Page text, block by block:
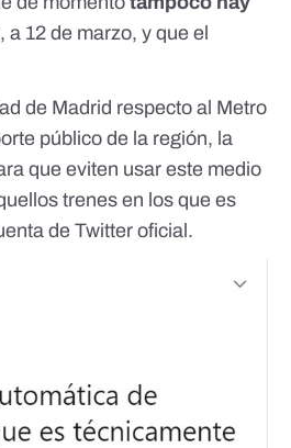
12 de marzo, y que el
de Madrid respecto al Metro
público de la región, la
que eviten usar este medio
trenes en los que es
de Twitter oficial.